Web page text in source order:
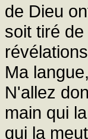
de Dieu
soit tiré
Ma
N'allez
main qui
qui la